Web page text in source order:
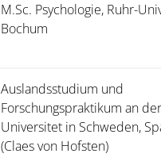
M.Sc. Psychologie, Ruhr-
Bochum
Auslandsstudium und
Forschungspraktikum an
Universitet in Schweden,
(Claes von Hofsten)